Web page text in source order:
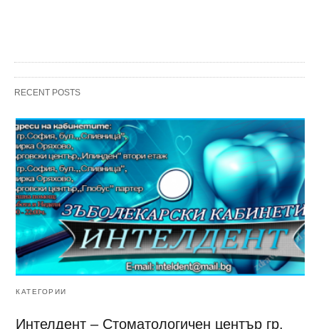
RECENT POSTS
КАТЕГОРИИ
Интелдент – Стоматологичен център гр.